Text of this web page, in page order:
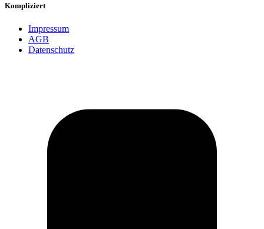
Kompliziert
Impressum
AGB
Datenschutz